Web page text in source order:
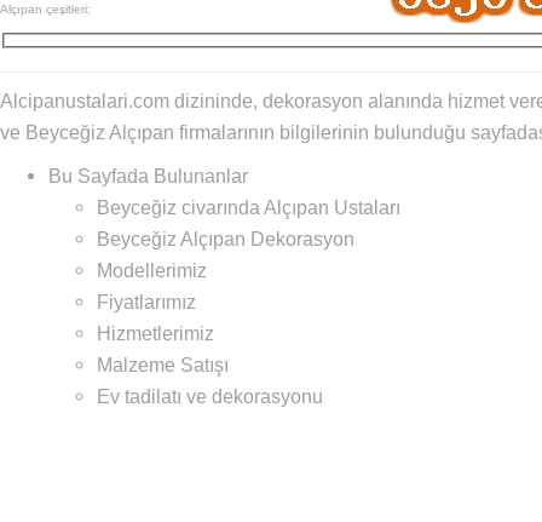
Alçıpan çeşitleri;
Alcipanustalari.com dizininde, dekorasyon alanında hizmet
ve Beyceğiz Alçıpan firmalarının bilgilerinin bulunduğu
Bu Sayfada Bulunanlar
Beyceğiz civarında Alçıpan Ustaları
Beyceğiz Alçıpan Dekorasyon
Modellerimiz
Fiyatlarımız
Hizmetlerimiz
Malzeme Satışı
Ev tadilatı ve dekorasyonu